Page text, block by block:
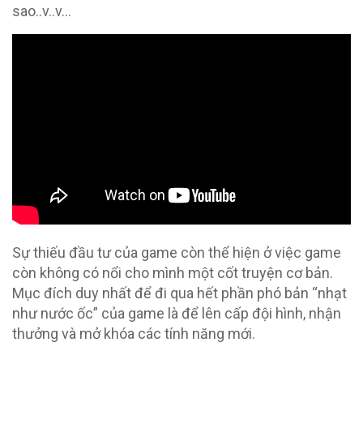
sao..v..v…
Sự thiếu đầu tư của game còn thể hiện ở việc game
còn không có nổi cho mình một cốt truyện cơ bản.
Mục đích duy nhất để đi qua hết phần phó bản “nhạt
như nước ốc” của game là để lên cấp đội hình, nhận
thưởng và mở khóa các tính năng mới.